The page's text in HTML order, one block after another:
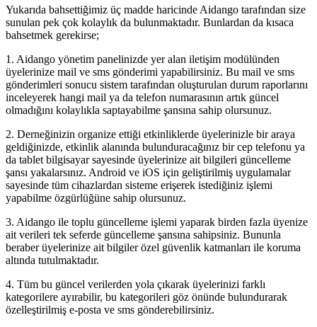
Yukarıda bahsettiğimiz üç madde haricinde Aidango tarafından size
sunulan pek çok kolaylık da bulunmaktadır. Bunlardan da kısaca
bahsetmek gerekirse;
1. Aidango yönetim panelinizde yer alan iletişim modülünden
üyelerinize mail ve sms gönderimi yapabilirsiniz. Bu mail ve sms
gönderimleri sonucu sistem tarafından oluşturulan durum raporlarını
inceleyerek hangi mail ya da telefon numarasının artık güncel
olmadığını kolaylıkla saptayabilme şansına sahip olursunuz.
2. Derneğinizin organize ettiği etkinliklerde üyelerinizle bir araya
geldiğinizde, etkinlik alanında bulunduracağınız bir cep telefonu ya
da tablet bilgisayar sayesinde üyelerinize ait bilgileri güncelleme
şansı yakalarsınız. Android ve iOS için geliştirilmiş uygulamalar
sayesinde tüm cihazlardan sisteme erişerek istediğiniz işlemi
yapabilme özgürlüğüne sahip olursunuz.
3. Aidango ile toplu güncelleme işlemi yaparak birden fazla üyenize
ait verileri tek seferde güncelleme şansına sahipsiniz. Bununla
beraber üyelerinize ait bilgiler özel güvenlik katmanları ile koruma
altında tutulmaktadır.
4. Tüm bu güncel verilerden yola çıkarak üyelerinizi farklı
kategorilere ayırabilir, bu kategorileri göz önünde bulundurarak
özelleştirilmiş e-posta ve sms gönderebilirsiniz.